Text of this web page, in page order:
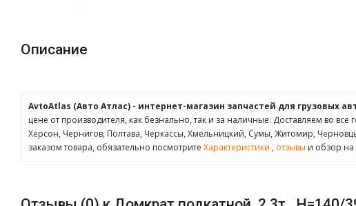
Описание
AvtoAtlas (Авто Атлас) - интернет-магазин запчастей для грузовых
цене от производителя, как безнально, так и за наличные. Доставляем во
Херсон, Чернигов, Полтава, Черкассы, Хмельницкий, Сумы, Житомир,
заказом товара, обязательно посмотрите Характеристики , отзывы и обзор на